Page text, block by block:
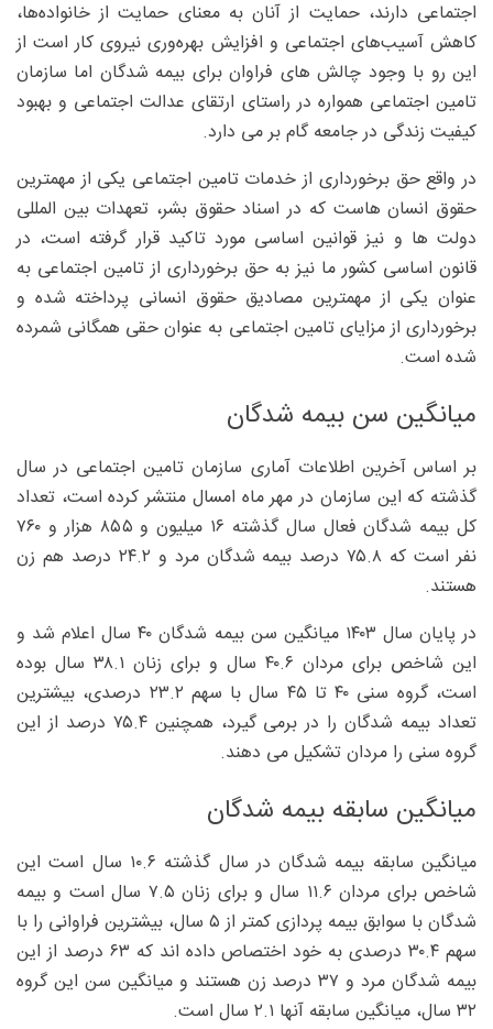
اجتماعی دارند، حمایت از آنان به معنای حمایت از خانواده‌ها،
کاهش آسیب‌های اجتماعی و افزایش بهره‌وری نیروی کار است از
این رو با وجود چالش های فراوان برای بیمه شدگان اما سازمان
تامین اجتماعی همواره در راستای ارتقای عدالت اجتماعی و بهبود
کیفیت زندگی در جامعه گام بر می دارد.
در واقع حق برخورداری از خدمات تامین اجتماعی یکی از مهمترین
حقوق انسان هاست که در اسناد حقوق بشر، تعهدات بین المللی
دولت ها و نیز قوانین اساسی مورد تاکید قرار گرفته است، در
قانون اساسی کشور ما نیز به حق برخورداری از تامین اجتماعی به
عنوان یکی از مهمترین مصادیق حقوق انسانی پرداخته شده و
برخورداری از مزایای تامین اجتماعی به عنوان حقی همگانی شمرده
شده است.
میانگین سن بیمه شدگان
بر اساس آخرین اطلاعات آماری سازمان تامین اجتماعی در سال
گذشته که این سازمان در مهر ماه امسال منتشر کرده است، تعداد
کل بیمه شدگان فعال سال گذشته ۱۶ میلیون و ۸۵۵ هزار و ۷۶۰
نفر است که ۷۵.۸ درصد بیمه شدگان مرد و ۲۴.۲ درصد هم زن
هستند.
در پایان سال ۱۴۰۳ میانگین سن بیمه شدگان ۴۰ سال اعلام شد و
این شاخص برای مردان ۴۰.۶ سال و برای زنان ۳۸.۱ سال بوده
است، گروه سنی ۴۰ تا ۴۵ سال با سهم ۲۳.۲ درصدی، بیشترین
تعداد بیمه شدگان را در برمی گیرد، همچنین ۷۵.۴ درصد از این
گروه سنی را مردان تشکیل می دهند.
میانگین سابقه بیمه شدگان
میانگین سابقه بیمه شدگان در سال گذشته ۱۰.۶ سال است این
شاخص برای مردان ۱۱.۶ سال و برای زنان ۷.۵ سال است و بیمه
شدگان با سوابق بیمه پردازی کمتر از ۵ سال، بیشترین فراوانی را با
سهم ۳۰.۴ درصدی به خود اختصاص داده اند که ۶۳ درصد از این
بیمه شدگان مرد و ۳۷ درصد زن هستند و میانگین سن این گروه
۳۲ سال، میانگین سابقه آنها ۲.۱ سال است.